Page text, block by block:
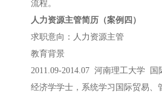
流程。
人力资源主管简历（案例四）
求职意向：人力资源主管
教育背景
2011.09-2014.07 河南理工大学
经济学学士，系统学习国际贸易